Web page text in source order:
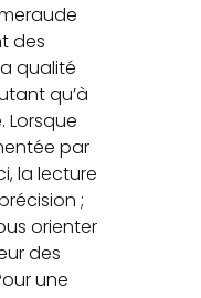
des
qualité
qu’à
Lorsque
par
la lecture
;
orienter
des
une